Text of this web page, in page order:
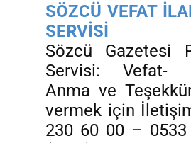
SÖZCÜ VEFAT
SERVİSİ
Sözcü Gazetesi
Servisi: Vefat-
Anma ve
vermek için
230 60 00 – 0533